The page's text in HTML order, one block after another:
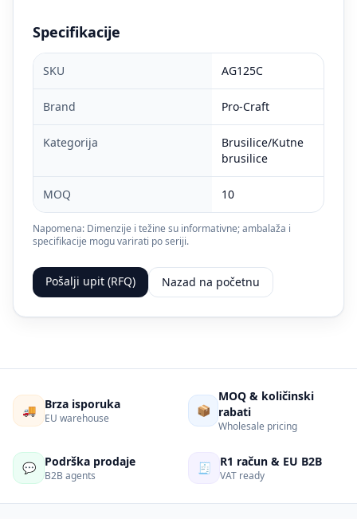
Specifikacije
SKU AG125C
Brand Pro-Craft
Kategorija
Brusilice/Kutne
brusilice
MOQ 10
Napomena: Dimenzije i težine su informativne; ambalaža i
specifikacije mogu varirati po seriji.
Pošalji upit (RFQ) Nazad na početnu
🚚 Brza isporuka
EU warehouse
📦
MOQ & količinski
rabati
Wholesale pricing
💬 Podrška prodaje
B2B agents
🧾 R1 račun & EU B2B
VAT ready